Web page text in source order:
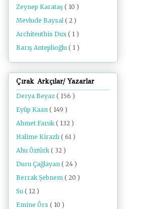
Zeynep Karataş ( 10 )
Mevlude Baysal ( 2 )
Architeuthis Dux ( 1 )
Barış Anteplioğlu ( 1 )
Çırak Arkçılar/ Yazarlar
Derya Beyaz ( 156 )
Eyüp Kaan ( 149 )
Ahmet Faruk ( 132 )
Halime Kirazlı ( 61 )
Ahu Öztürk ( 32 )
Duru Çağlayan ( 24 )
Berrak Şebnem ( 20 )
Su ( 12 )
Emine Örs ( 10 )